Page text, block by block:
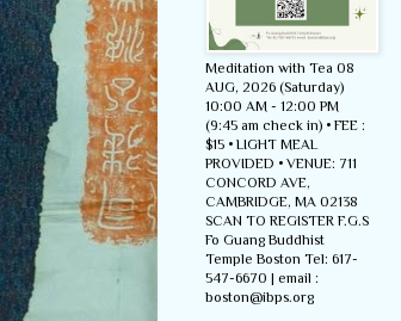
Meditation with Tea 08
AUG, 2026 (Saturday)
10:00 AM - 12:00 PM
(9:45 am check in) • FEE :
$15 • LIGHT MEAL
PROVIDED • VENUE: 711
CONCORD AVE,
CAMBRIDGE, MA 02138
SCAN TO REGISTER F.G.S
Fo Guang Buddhist
Temple Boston Tel: 617-
547-6670 | email :
boston@ibps.org